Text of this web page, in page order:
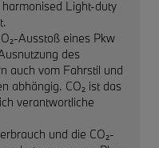
Light-duty
Ausstoß eines Pkw
des
auch vom Fahrstil und
abhängig. CO₂ ist das
verantwortliche
und die CO₂-